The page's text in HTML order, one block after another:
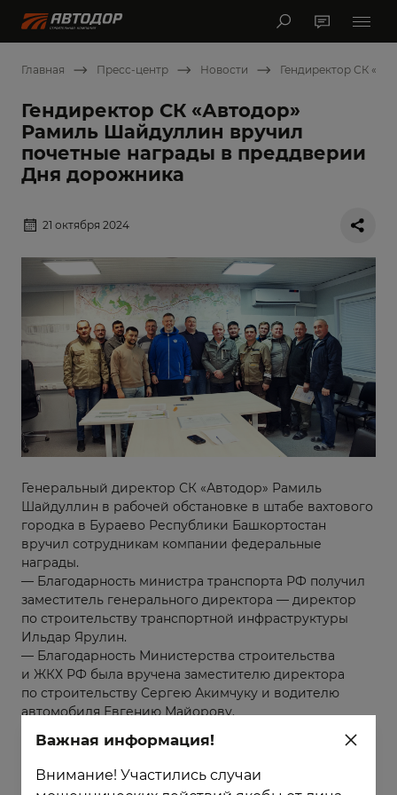
Главная Пресс-центр Новости Гендиректор СК
Гендиректор СК «Автодор»
Рамиль Шайдуллин вручил
почетные награды в преддверии
Дня дорожника
21 октября 2024
Генеральный директор СК «Автодор» Рамиль
Шайдуллин в рабочей обстановке в штабе вахтового
городка в Бураево Республики Башкортостан
вручил сотрудникам компании федеральные
награды.
— Благодарность министра транспорта РФ получил
заместитель генерального директора — директор
по строительству транспортной инфраструктуры
Ильдар Ярулин.
— Благодарность Министерства строительства
и ЖКХ РФ была вручена заместителю директора
по строительству Сергею Акимчуку и водителю
автомобиля Евгению Майорову.
РФ удостоился машинист бульдозера Алексей
Нагуськиин.
— Благодарность председателя правления
Важная информация!
Внимание! Участились случаи